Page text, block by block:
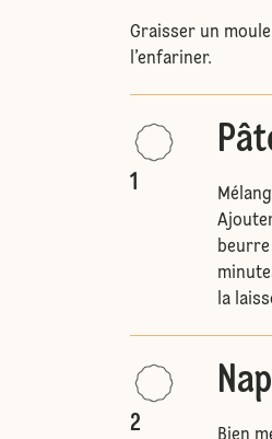
Graisser un
l’enfariner.
1
la
2